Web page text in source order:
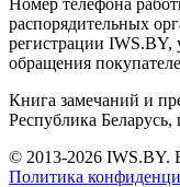
распорядительных
регистрации IWS.BY,
обращения
Книга замечаний и
Республика
© 2013-2026 IWS.BY.
Политика